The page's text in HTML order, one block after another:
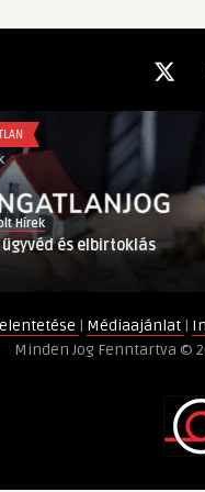
| Médiaajánlat |
Minden Jog Fenntartva ©